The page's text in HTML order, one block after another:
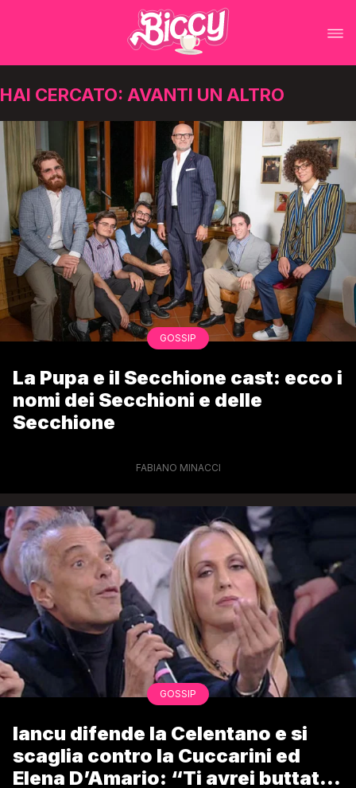
HAI CERCATO: AVANTI UN ALTRO
GOSSIP
La Pupa e il Secchione cast: ecco i
nomi dei Secchioni e delle
Secchione
FABIANO MINACCI
GOSSIP
Iancu difende la Celentano e si
scaglia contro la Cuccarini ed
Elena D’Amario: “Ti avrei buttata